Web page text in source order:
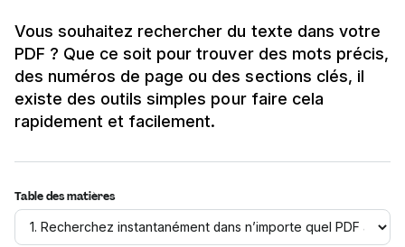
Vous souhaitez rechercher du texte dans votre
PDF ? Que ce soit pour trouver des mots précis,
des numéros de page ou des sections clés, il
existe des outils simples pour faire cela
rapidement et facilement.
Table des matières